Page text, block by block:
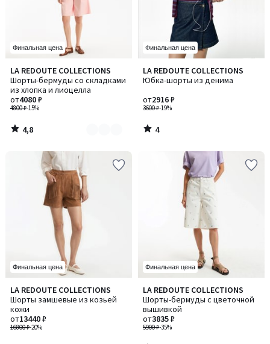
Финальная цена
LA REDOUTE COLLECTIONS
Шорты-бермуды со складками
из хлопка и лиоцелла
4800 ₽-15%
от4080 ₽
4,8
/ 5
Количество
цветов:
2
4,8
/
Финальная цена
LA REDOUTE COLLECTIONS
Юбка-шорты из денима
3600 ₽-19%
от2916 ₽
4
/
4
/
Финальная цена
LA REDOUTE COLLECTIONS
Шорты замшевые из козьей
кожи
16800 ₽-20%
от13440 ₽
Финальная цена
LA REDOUTE COLLECTIONS
Шорты-бермуды с цветочной
вышивкой
5900 ₽-35%
от3835 ₽
5
/
5